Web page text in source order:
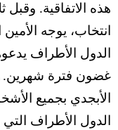
هذه الاتفاقية.
انتخاب، يوجه
الدول الأطراف
غضون فترة شهرين.
الأبجدي بجميع
الدول الأطراف